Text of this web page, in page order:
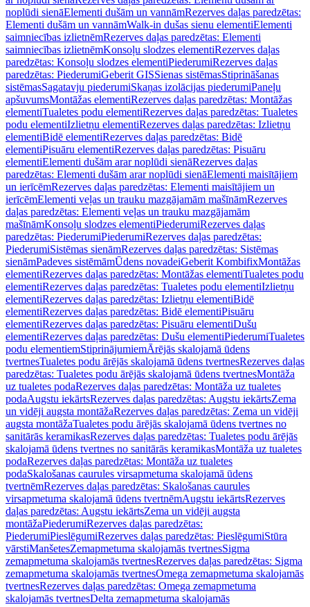
noplūdi sienāElementi dušām un vannāmRezerves daļas paredzētas:
Elementi dušām un vannāmWalk-in dušas sienu elementiElementi
saimniecības izlietnēmRezerves daļas paredzētas: Elementi
saimniecības izlietnēmKonsoļu slodzes elementiRezerves daļas
paredzētas: Konsoļu slodzes elementiPiederumiRezerves daļas
paredzētas: PiederumiGeberit GISSienas sistēmasStiprināšanas
sistēmasSagatavju piederumiSkaņas izolācijas piederumiPaneļu
apšuvumsMontāžas elementiRezerves daļas paredzētas: Montāžas
elementiTualetes podu elementiRezerves daļas paredzētas: Tualetes
podu elementiIzlietņu elementiRezerves daļas paredzētas: Izlietņu
elementiBidē elementiRezerves daļas paredzētas: Bidē
elementiPisuāru elementiRezerves daļas paredzētas: Pisuāru
elementiElementi dušām arar noplūdi sienāRezerves daļas
paredzētas: Elementi dušām arar noplūdi sienāElementi maisītājiem
un ierīcēmRezerves daļas paredzētas: Elementi maisītājiem un
ierīcēmElementi veļas un trauku mazgājamām mašīnāmRezerves
daļas paredzētas: Elementi veļas un trauku mazgājamām
mašīnāmKonsoļu slodzes elementiPiederumiRezerves daļas
paredzētas: PiederumiPiederumiRezerves daļas paredzētas:
PiederumiSistēmas sienāmRezerves daļas paredzētas: Sistēmas
sienāmPadeves sistēmāmŪdens novadeiGeberit KombifixMontāžas
elementiRezerves daļas paredzētas: Montāžas elementiTualetes podu
elementiRezerves daļas paredzētas: Tualetes podu elementiIzlietņu
elementiRezerves daļas paredzētas: Izlietņu elementiBidē
elementiRezerves daļas paredzētas: Bidē elementiPisuāru
elementiRezerves daļas paredzētas: Pisuāru elementiDušu
elementiRezerves daļas paredzētas: Dušu elementiPiederumiTualetes
podu elementiemStiprinājumiemĀrējās skalojamā ūdens
tvertnesTualetes podu ārējās skalojamā ūdens tvertnesRezerves daļas
paredzētas: Tualetes podu ārējās skalojamā ūdens tvertnesMontāža
uz tualetes podaRezerves daļas paredzētas: Montāža uz tualetes
podaAugstu iekārtsRezerves daļas paredzētas: Augstu iekārtsZema
un vidēji augsta montāžaRezerves daļas paredzētas: Zema un vidēji
augsta montāžaTualetes podu ārējās skalojamā ūdens tvertnes no
sanitārās keramikasRezerves daļas paredzētas: Tualetes podu ārējās
skalojamā ūdens tvertnes no sanitārās keramikasMontāža uz tualetes
podaRezerves daļas paredzētas: Montāža uz tualetes
podaSkalošanas caurules virsapmetuma skalojamā ūdens
tvertnēmRezerves daļas paredzētas: Skalošanas caurules
virsapmetuma skalojamā ūdens tvertnēmAugstu iekārtsRezerves
daļas paredzētas: Augstu iekārtsZema un vidēji augsta
montāžaPiederumiRezerves daļas paredzētas:
PiederumiPieslēgumiRezerves daļas paredzētas: PieslēgumiStūra
vārstiManšetesZemapmetuma skalojamās tvertnesSigma
zemapmetuma skalojamās tvertnesRezerves daļas paredzētas: Sigma
zemapmetuma skalojamās tvertnesOmega zemapmetuma skalojamās
tvertnesRezerves daļas paredzētas: Omega zemapmetuma
skalojamās tvertnesDelta zemapmetuma skalojamās